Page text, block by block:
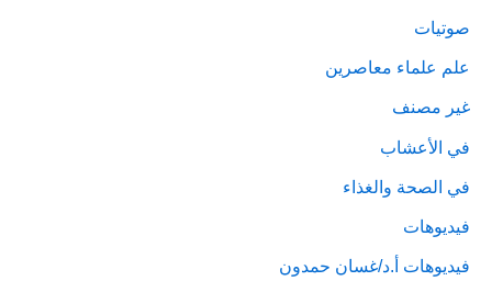
صوتيات
علم علماء معاصرين
غير مصنف
في الأعشاب
في الصحة والغذاء
فيديوهات
فيديوهات أ.د/غسان حمدون